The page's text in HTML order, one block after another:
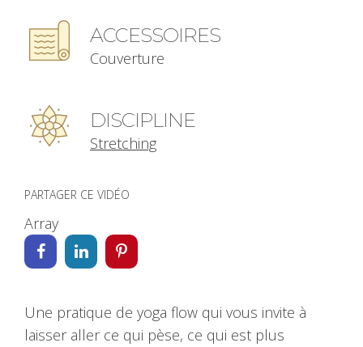
ACCESSOIRES
Couverture
DISCIPLINE
Stretching
PARTAGER CE VIDÉO
Array
Une pratique de yoga flow qui vous invite à
laisser aller ce qui pèse, ce qui est plus